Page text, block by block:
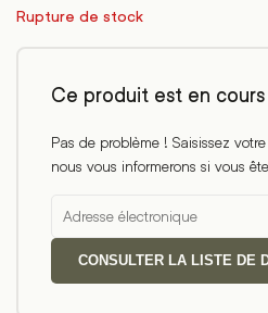
Rupture de stock
Ce produit est en cours
Pas de problème ! Saisissez
nous vous informerons si vous
CONSULTER LA LISTE DE